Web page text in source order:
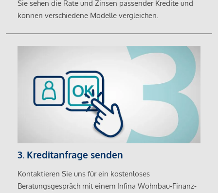
Sie sehen die Rate und Zinsen passender Kredite und
können verschiedene Modelle vergleichen.
3. Kreditanfrage senden
Kontaktieren Sie uns für ein kostenloses
Beratungsgespräch mit einem Infina Wohnbau-Finanz-